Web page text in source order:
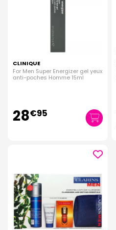
CLINIQUE
For Men Super Energizer gel yeux
anti-poches Homme 15ml
28€95